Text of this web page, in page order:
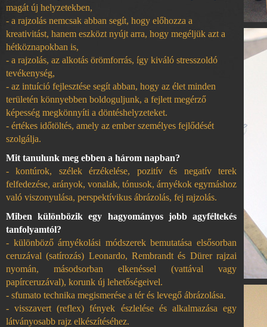
magát új helyzetekben,
- a rajzolás nemcsak abban segít, hogy előhozza a
kreativitást, hanem eszközt nyújt arra, hogy megéljük azt a
hétköznapokban is,
- a rajzolás, az alkotás örömforrás, így kiváló stresszoldó
tevékenység,
- az intuíció fejlesztése segít abban, hogy az élet minden
területén könnyebben boldoguljunk, a fejlett megérző
képesség megkönnyíti a döntéshelyzeteket.
- értékes időtöltés, amely az ember személyes fejlődését
szolgálja.
Mit tanulunk meg ebben a három napban?
- kontúrok, szélek érzékelése, pozitív és negatív terek
felfedezése, arányok, vonalak, tónusok, árnyékok egymáshoz
való viszonyulása, perspektívikus ábrázolás, fej rajzolás.
Miben különbözik egy hagyományos jobb agyféltekés
tanfolyamtól?
- különböző árnyékolási módszerek bemutatása elsősorban
ceruzával (satírozás) Leonardo, Rembrandt és Dürer rajzai
nyomán, másodsorban elkenéssel (vattával vagy
papírceruzával), korunk új lehetőségeivel.
- sfumato technika megismerése a tér és levegő ábrázolása.
- visszavert (reflex) fények észlelése és alkalmazása egy
látványosabb rajz elkészítéséhez.